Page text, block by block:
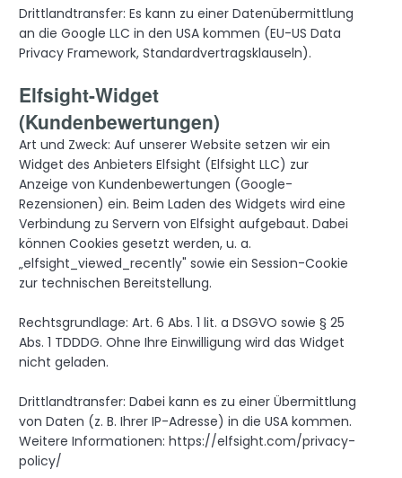
Drittlandtransfer: Es kann zu einer Datenübermittlung
an die Google LLC in den USA kommen (EU-US Data
Privacy Framework, Standardvertragsklauseln).
Elfsight-Widget
(Kundenbewertungen)
Art und Zweck: Auf unserer Website setzen wir ein
Widget des Anbieters Elfsight (Elfsight LLC) zur
Anzeige von Kundenbewertungen (Google-
Rezensionen) ein. Beim Laden des Widgets wird eine
Verbindung zu Servern von Elfsight aufgebaut. Dabei
können Cookies gesetzt werden, u. a.
„elfsight_viewed_recently" sowie ein Session-Cookie
zur technischen Bereitstellung.
Rechtsgrundlage: Art. 6 Abs. 1 lit. a DSGVO sowie § 25
Abs. 1 TDDDG. Ohne Ihre Einwilligung wird das Widget
nicht geladen.
Drittlandtransfer: Dabei kann es zu einer Übermittlung
von Daten (z. B. Ihrer IP-Adresse) in die USA kommen.
Weitere Informationen: https://elfsight.com/privacy-
policy/